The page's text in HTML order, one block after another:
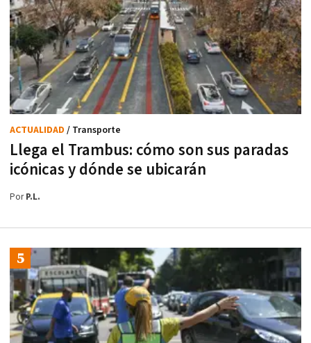
Llega el Trambus: cómo son sus paradas
icónicas y dónde se ubicarán
ACTUALIDAD / Transporte
PorP.L.